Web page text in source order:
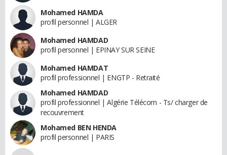
Mohamed HAMDA
profil personnel | ALGER
Mohamed HAMDAD
profil personnel | EPINAY SUR SEINE
Mohamed HAMDAT
profil professionnel | ENGTP - Retraité
Mohamed HAMDAD
profil professionnel | Algérie Télécom - Ts/ charger de
recouvrement
Mohamed BEN HENDA
profil personnel | PARIS